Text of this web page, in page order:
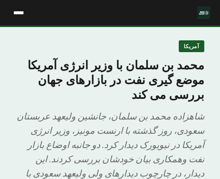
آمریکا
محمد بن سلمان با وزیر انرژی آمریکا
موضع گیری نفت در بازارهای جهان
بررسی می کند
شاهزاده محمد بن سلمان، جانشین ولیعهد عربستان
سعودی، روز گذشته با ارنست مونیز، وزیر انرژی
آمریکا در نیویورک دیدار کرد. دو جانبه اوضاع بازار
نفت وهمکاری بیان خودشان بررسی کردند. این
دیدار، در چارچوب دیدارهای ولی ولیعهد سعودی با